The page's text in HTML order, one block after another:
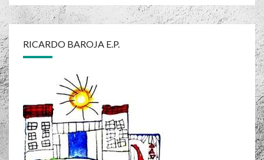
RICARDO BAROJA E.P.